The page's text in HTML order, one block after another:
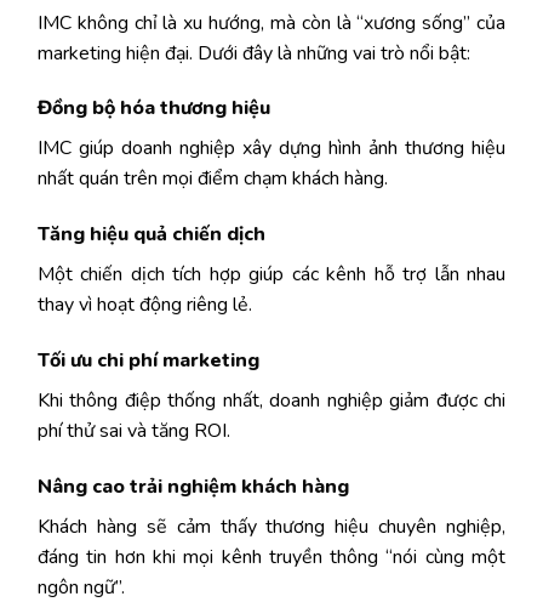
IMC không chỉ là xu hướng, mà còn là “xương sống” của
marketing hiện đại. Dưới đây là những vai trò nổi bật:
Đồng bộ hóa thương hiệu
IMC giúp doanh nghiệp xây dựng hình ảnh thương hiệu
nhất quán trên mọi điểm chạm khách hàng.
Tăng hiệu quả chiến dịch
Một chiến dịch tích hợp giúp các kênh hỗ trợ lẫn nhau
thay vì hoạt động riêng lẻ.
Tối ưu chi phí marketing
Khi thông điệp thống nhất, doanh nghiệp giảm được chi
phí thử sai và tăng ROI.
Nâng cao trải nghiệm khách hàng
Khách hàng sẽ cảm thấy thương hiệu chuyên nghiệp,
đáng tin hơn khi mọi kênh truyền thông “nói cùng một
ngôn ngữ”.